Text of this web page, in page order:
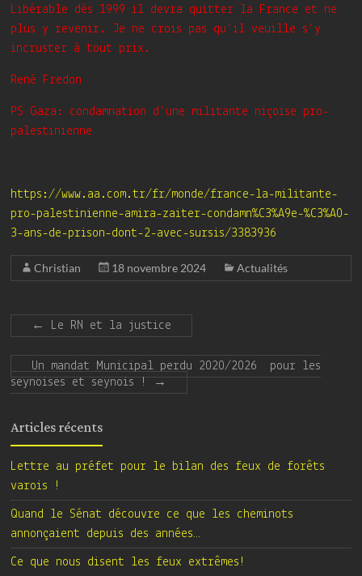
Libérable dès 1999 il devra quitter la France et ne
plus y revenir. Je ne crois pas qu’il veuille s’y
incruster à tout prix.
René Fredon
PS Gaza: condamnation d’une militante niçoise pro-
palestinienne
https://www.aa.com.tr/fr/monde/france-la-militante-
pro-palestinienne-amira-zaiter-condamn%C3%A9e-%C3%A0-
3-ans-de-prison-dont-2-avec-sursis/3383936
Christian 18 novembre 2024 Actualités
← Le RN et la justice
Un mandat Municipal perdu 2020/2026 pour les
seynoises et seynois !
→
Articles récents
Lettre au préfet pour le bilan des feux de forêts
varois !
Quand le Sénat découvre ce que les cheminots
annonçaient depuis des années…
Ce que nous disent les feux extrêmes!